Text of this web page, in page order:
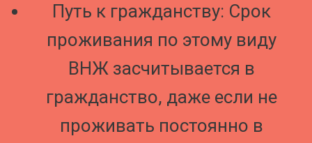
Путь к гражданству: Срок
проживания по этому виду
ВНЖ засчитывается в
гражданство, даже если не
проживать постоянно в